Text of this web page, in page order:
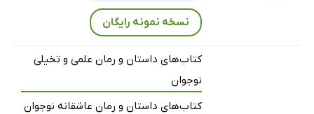
نسخه نمونه رایگان
کتاب‌های داستان و رمان علمی و تخیلی
نوجوان
کتاب‌های داستان و رمان عاشقانه نوجوان